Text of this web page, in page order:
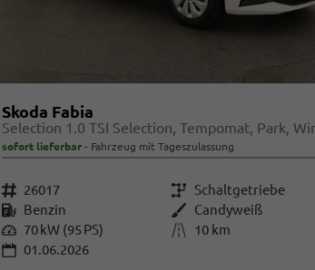
Skoda Fabia
sofort lieferbar Fahrzeug mit Tageszulassung
Fahrzeugnr. 26017 Getriebe Schaltgetriebe
Kraftstoff Benzin Außenfarbe Candyweiß
Leistung 70 kW (95 PS) Kilometerstand
10 km
01.06.2026